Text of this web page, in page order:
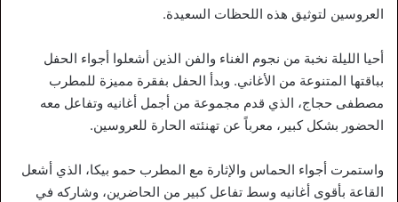
العروسين لتوثيق هذه اللحظات السعيدة.
أحيا الليلة نخبة من نجوم الغناء والفن الذين أشعلوا أجواء الحفل
بباقتها المتنوعة من الأغاني. وبدأ الحفل بفقرة مميزة للمطرب
مصطفى حجاج، الذي قدم مجموعة من أجمل أغانيه وتفاعل معه
الحضور بشكل كبير، معرباً عن تهنئته الحارة للعروسين.
واستمرت أجواء الحماس والإثارة مع المطرب حمو بيكا، الذي أشعل
القاعة بأقوى أغانيه وسط تفاعل كبير من الحاضرين، وشاركه في